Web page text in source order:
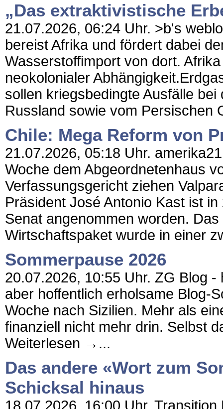
„Das extraktivistische
21.07.2026, 06:24 Uhr. >b's
bereist Afrika und fördert dabei
Wasserstoffimport von dort.
neokolonialer
sollen kriegsbedingte Ausfälle
Russland sowie vom Persischen
Chile: Mega Reform von
21.07.2026, 05:18 Uhr.
Woche dem Abgeordnetenhaus
Verfassungsgericht ziehen
Präsident José Antonio Kast ist
Senat angenommen worden.
Wirtschaftspaket wurde in einer
Sommerpause 2026
20.07.2026, 10:55 Uhr. ZG Blog
aber hoffentlich erholsame Blog-
Woche nach Sizilien. Mehr als
finanziell nicht mehr drin. Selbst
Weiterlesen →...
Das andere «Wort zum
Schicksal hinaus
18.07.2026, 16:00 Uhr.